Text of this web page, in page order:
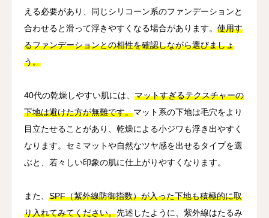
える必要があり、同じシリコーン系のファンデーションと
合わせると滑って浮きやすくなる場合があります。 使用す
るファンデーションとの相性を確認しながら選びましょ
う。
40代の乾燥しやすい肌には、 マットすぎるテクスチャーの
下地は避けた方が無難です。マット系の下地は毛穴をより
目立たせることがあり、乾燥による小ジワも浮き出やすく
なります。セミマットや自然なツヤ感を出せるタイプを選
ぶと、若々しい印象の肌に仕上がりやすくなります。
また、 SPF（紫外線防御指数）が入った下地も積極的に取
り入れてみてください。先述したように、紫外線はたるみ